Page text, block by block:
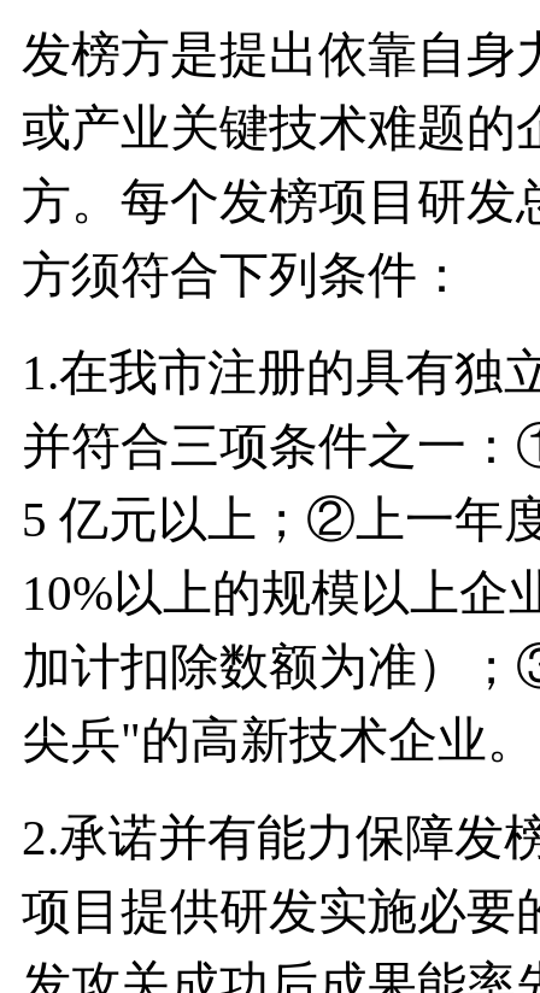
发榜方是提出依靠自身
或产业关键技术难题的
方。每个发榜项目研发
方须符合下列条件：
1.在我市注册的具有独
并符合三项条件之一
5 亿元以上；②上一年
10%以上的规模以上企
加计扣除数额为准）
尖兵"的高新技术企业。
2.承诺并有能力保障发
项目提供研发实施必要